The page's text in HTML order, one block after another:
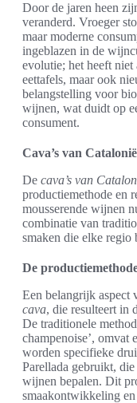
Door de jaren heen
veranderd. Vroeger
maar moderne
ingeblazen in de
evolutie; het heeft niet
eettafels, maar ook
belangstelling voor
wijnen, wat duidt op
consument.
Cava’s van
De cava’s van
productiemethode en
mousserende wijnen
combinatie van
smaken die elke regio
De
Een belangrijk aspect
cava, die resulteert in
De traditionele
champenoise’, omvat
worden specifieke
Parellada gebruikt,
wijnen bepalen. Dit
smaakontwikkeling en